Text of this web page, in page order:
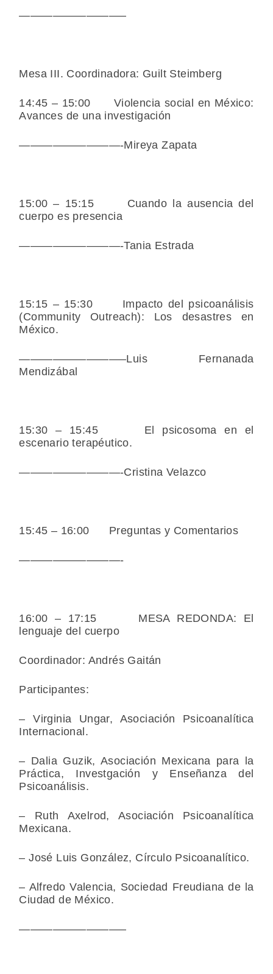
—————————–
Mesa III. Coordinadora: Guilt Steimberg
14:45 – 15:00 Violencia social en México:
Avances de una investigación
—————————-Mireya Zapata
15:00 – 15:15 Cuando la ausencia del
cuerpo es presencia
—————————-Tania Estrada
15:15 – 15:30 Impacto del psicoanálisis
(Community Outreach): Los desastres en
México.
—————————–Luis Fernanada
Mendizábal
15:30 – 15:45 El psicosoma en el
escenario terapéutico.
—————————-Cristina Velazco
15:45 – 16:00 Preguntas y Comentarios
—————————-
16:00 – 17:15 MESA REDONDA: El
lenguaje del cuerpo
Coordinador: Andrés Gaitán
Participantes:
– Virginia Ungar, Asociación Psicoanalítica
Internacional.
– Dalia Guzik, Asociación Mexicana para la
Práctica, Investgación y Enseñanza del
Psicoanálisis.
– Ruth Axelrod, Asociación Psicoanalítica
Mexicana.
– José Luis González, Círculo Psicoanalítico.
– Alfredo Valencia, Sociedad Freudiana de la
Ciudad de México.
—————————–